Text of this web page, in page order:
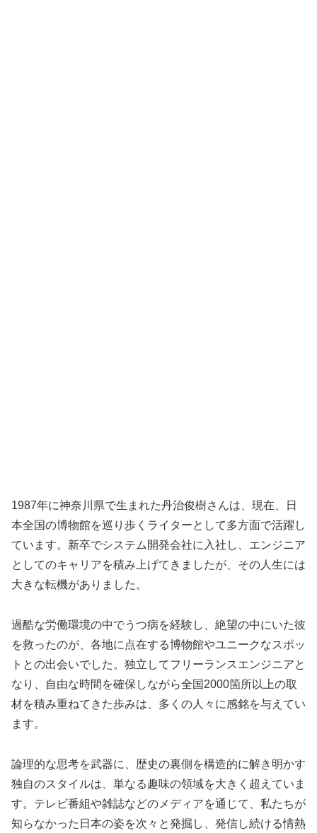
1987年に神奈川県で生まれた丹治俊樹さんは、現在、日
本全国の博物館を巡り歩くライターとして多方面で活躍し
ています。新卒でシステム開発会社に入社し、エンジニア
としてのキャリアを積み上げてきましたが、その人生には
大きな転機がありました。
過酷な労働環境の中でうつ病を経験し、絶望の中にいた彼
を救ったのが、各地に点在する博物館やユニークなスポッ
トとの出会いでした。独立してフリーランスエンジニアと
なり、自由な時間を確保しながら全国2000箇所以上の取
材を積み重ねてきた歩みは、多くの人々に感銘を与えてい
ます。
論理的な思考を武器に、歴史の裏側を構造的に解き明かす
独自のスタイルは、単なる趣味の領域を大きく超えていま
す。テレビ番組や雑誌などのメディアを通じて、私たちが
知らなかった日本の姿を次々と発掘し、発信し続ける情熱